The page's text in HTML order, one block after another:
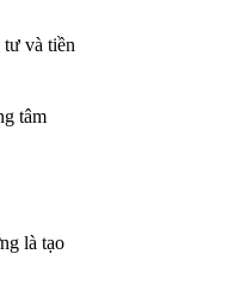
tư và tiền
tâm
là tạo